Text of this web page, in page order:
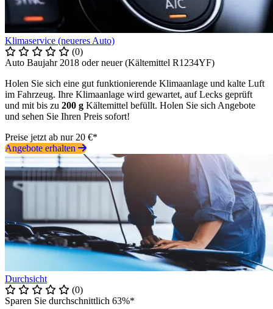
Klimaservice (neueres Auto)
(0)
Auto Baujahr 2018 oder neuer (Kältemittel R1234YF)
Holen Sie sich eine gut funktionierende Klimaanlage und kalte Luft
im Fahrzeug. Ihre Klimaanlage wird gewartet, auf Lecks geprüft
und mit bis zu 200 g Kältemittel befüllt. Holen Sie sich Angebote
und sehen Sie Ihren Preis sofort!
Preise jetzt ab nur 20 €*
Angebote erhalten
Durchsicht
(0)
Sparen Sie durchschnittlich 63%*